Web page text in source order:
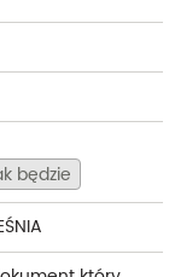
będzie